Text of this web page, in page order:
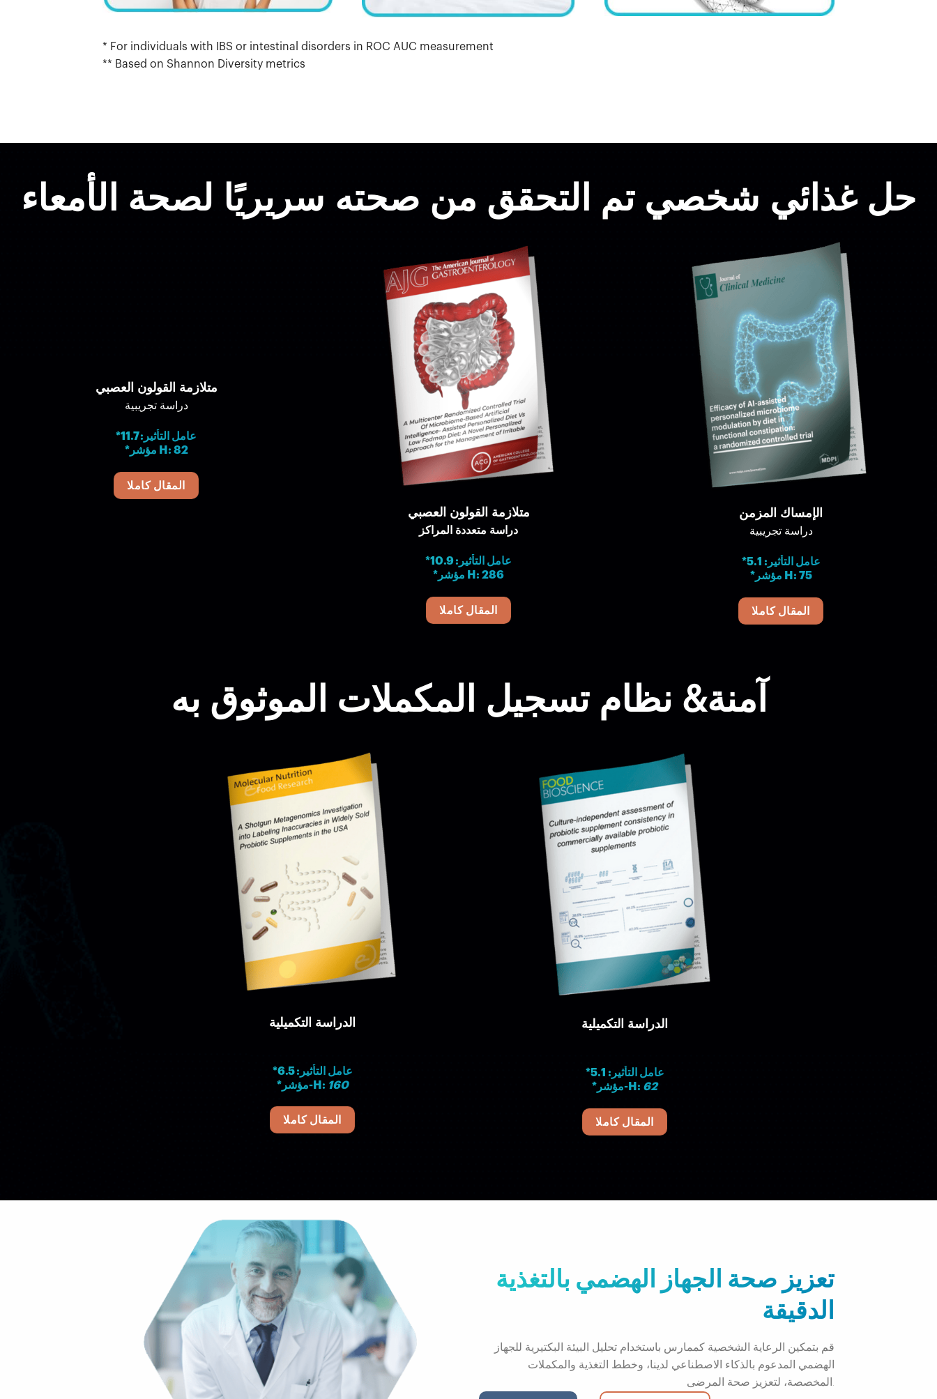
* For individuals with IBS or intestinal disorders in ROC AUC measurement
** Based on Shannon Diversity metrics
حل غذائي شخصي تم التحقق من صحته سريريًا لصحة الأمعاء
متلازمة القولون العصبي
دراسة تجريبية
*عامل التأثير: 11.7
*مؤشر H: 82
المقال كاملا
متلازمة القولون العصبي
دراسة متعددة المراكز
*عامل التأثير: 10.9
*مؤشر H: 286
المقال كاملا
الإمساك المزمن
دراسة تجريبية
*عامل التأثير: 5.1
*مؤشر H: 75
المقال كاملا
آمنة& نظام تسجيل المكملات الموثوق به
الدراسة التكميلية
*عامل التأثير: 6.5
*مؤشر-H: 160
المقال كاملا
الدراسة التكميلية
*عامل التأثير: 5.1
*مؤشر-H: 62
المقال كاملا
تعزيز صحة الجهاز الهضمي بالتغذية
الدقيقة
قم بتمكين الرعاية الشخصية كممارس باستخدام تحليل البيئة البكتيرية للجهاز
الهضمي المدعوم بالذكاء الاصطناعي لدينا، وخطط التغذية والمكملات